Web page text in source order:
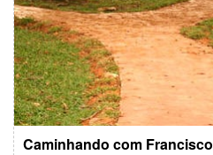
Caminhando com Francisco